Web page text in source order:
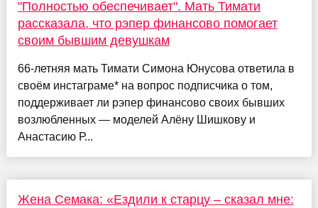
"Полностью обеспечивает". Мать Тимати
рассказала, что рэпер финансово помогает
своим бывшим девушкам
66-летняя мать Тимати Симона Юнусова ответила в
своём инстаграме* на вопрос подписчика о том,
поддерживает ли рэпер финансово своих бывших
возлюбленных — моделей Алёну Шишкову и
Анастасию Р...
Жена Семака: «Ездили к старцу – сказал мне: